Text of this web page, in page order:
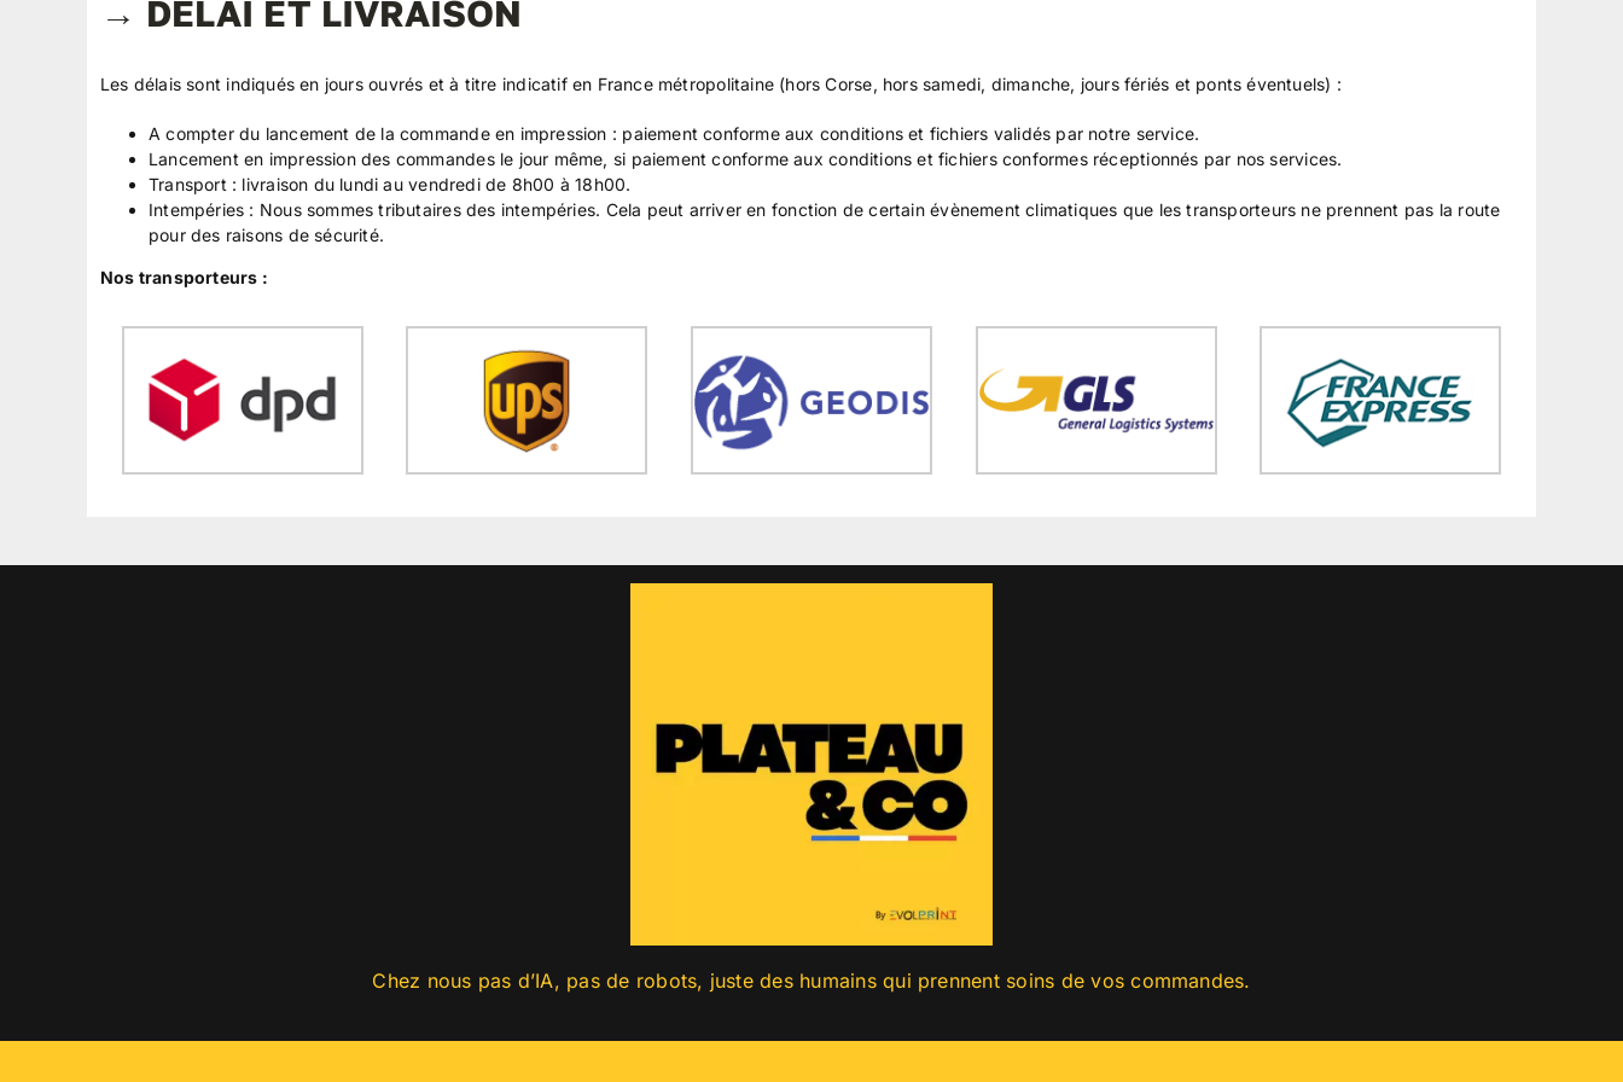
→ DÉLAI ET LIVRAISON
Les délais sont indiqués en jours ouvrés et à titre indicatif en France métropolitaine (hors Corse, hors samedi, dimanche, jours fériés et ponts éventuels) :
A compter du lancement de la commande en impression : paiement conforme aux conditions et fichiers validés par notre service.
Lancement en impression des commandes le jour même, si paiement conforme aux conditions et fichiers conformes réceptionnés par nos services.
Transport : livraison du lundi au vendredi de 8h00 à 18h00.
Intempéries : Nous sommes tributaires des intempéries. Cela peut arriver en fonction de certain évènement climatiques que les transporteurs ne prennent pas la route
pour des raisons de sécurité.
Nos transporteurs :
Chez nous pas d’IA, pas de robots, juste des humains qui prennent soins de vos commandes.